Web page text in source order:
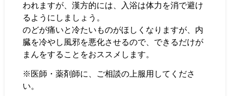
われますが、漢方的には、入浴は体力を消で避け
るようにしましょう。
のどが痛いと冷たいものがほしくなりますが、内
臓を冷やし風邪を悪化させるので、できるだけが
まんをすることをおススメします。
※医師・薬剤師に、ご相談の上服用してくださ
い。